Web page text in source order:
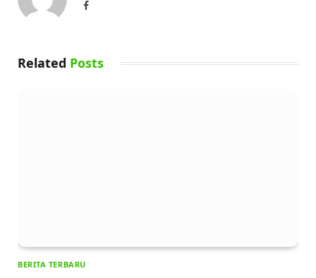
Facebook
Related Posts
BERITA TERBARU